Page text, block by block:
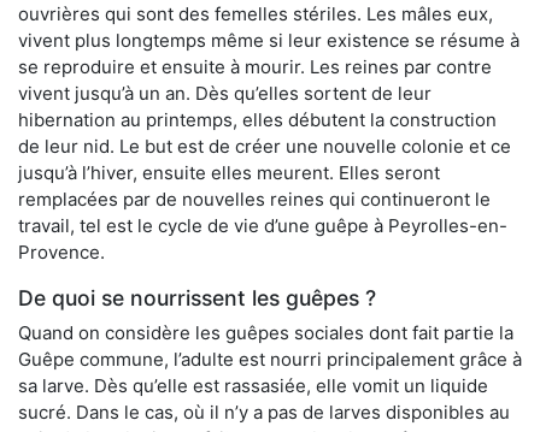
ouvrières qui sont des femelles stériles. Les mâles eux,
vivent plus longtemps même si leur existence se résume à
se reproduire et ensuite à mourir. Les reines par contre
vivent jusqu’à un an. Dès qu’elles sortent de leur
hibernation au printemps, elles débutent la construction
de leur nid. Le but est de créer une nouvelle colonie et ce
jusqu’à l’hiver, ensuite elles meurent. Elles seront
remplacées par de nouvelles reines qui continueront le
travail, tel est le cycle de vie d’une guêpe à Peyrolles-en-
Provence.
De quoi se nourrissent les guêpes ?
Quand on considère les guêpes sociales dont fait partie la
Guêpe commune, l’adulte est nourri principalement grâce à
sa larve. Dès qu’elle est rassasiée, elle vomit un liquide
sucré. Dans le cas, où il n’y a pas de larves disponibles au